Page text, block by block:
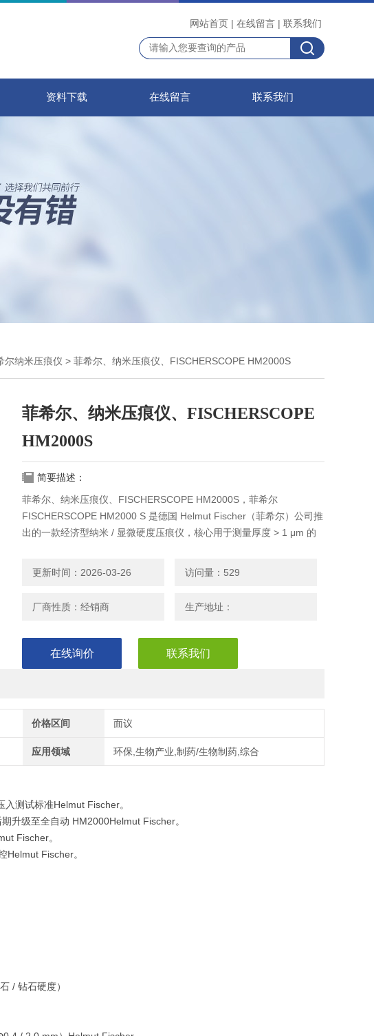
网站首页 | 在线留言 | 联系我们
资料下载 在线留言 联系我们
尔纳米压痕仪 > 菲希尔、纳米压痕仪、FISCHERSCOPE HM2000S
菲希尔、纳米压痕仪、FISCHERSCOPE
HM2000S
简要描述：
菲希尔、纳米压痕仪、FISCHERSCOPE HM2000S，菲希尔
FISCHERSCOPE HM2000 S 是德国 Helmut Fischer（菲希尔）公司推
出的一款经济型纳米 / 显微硬度压痕仪，核心用于测量厚度 > 1 μm 的
更新时间：2026-03-26 访问量：529
厂商性质：经销商 生产地址：
在线询价 联系我们
价格区间 面议
应用领域 环保,生物产业,制药/生物制药,综合
测试标准Helmut Fischer。
升级至全自动 HM2000Helmut Fischer。
Fischer。
Helmut Fischer。
/ 钻石硬度）